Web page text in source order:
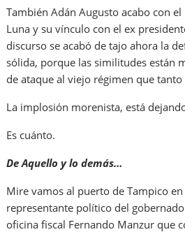
También Adán Augusto acabo con
Luna y su vínculo con el ex
discurso se acabó de tajo ahora la
sólida, porque las similitudes están
de ataque al viejo régimen que
La implosión morenista, está
Es cuánto.
De Aquello y lo demás…
Mire vamos al puerto de Tampico
representante político del
oficina fiscal Fernando Manzur que